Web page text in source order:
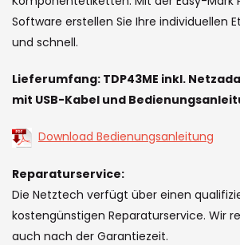
Software erstellen Sie Ihre individuellen
und schnell.
Lieferumfang: TDP43ME inkl.
mit USB-Kabel und
Download Bedienungsanleitung
Reparaturservice:
Die Netztech verfügt über einen
kostengünstigen Reparaturservice. Wir
auch nach der Garantiezeit.